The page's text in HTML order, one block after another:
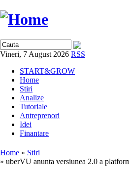
Vineri, 7 August 2026 RSS
START&GROW
Home
Stiri
Analize
Tutoriale
Antreprenori
Idei
Finantare
Home » Stiri
» uberVU anunta versiunea 2.0 a